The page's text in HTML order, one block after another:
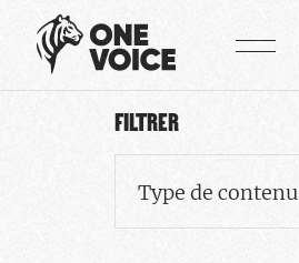
FILTRER
Type de contenu